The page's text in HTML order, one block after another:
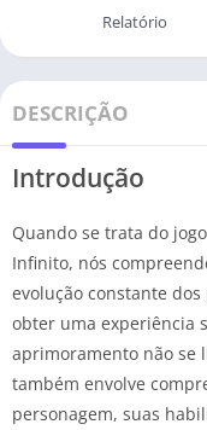
Relatório
DESCRIÇÃO
Introdução
Quando se trata do
Infinito, nós
evolução constante
obter uma experiência
aprimoramento não se
também envolve
personagem, suas